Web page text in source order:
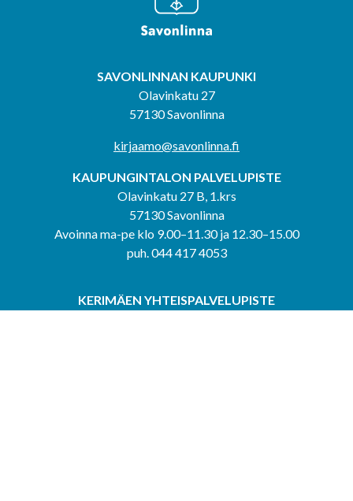
SAVONLINNAN KAUPUNKI
Olavinkatu 27
57130 Savonlinna
kirjaamo@savonlinna.fi
KAUPUNGINTALON PALVELUPISTE
Olavinkatu 27 B, 1.krs
57130 Savonlinna
Avoinna ma-pe klo 9.00–11.30 ja 12.30–15.00
puh. 044 417 4053
KERIMÄEN YHTEISPALVELUPISTE